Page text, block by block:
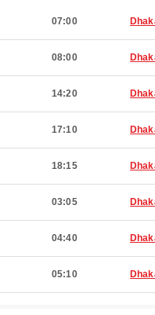
07:00
08:00
14:20
17:10
18:15
03:05
04:40
05:10